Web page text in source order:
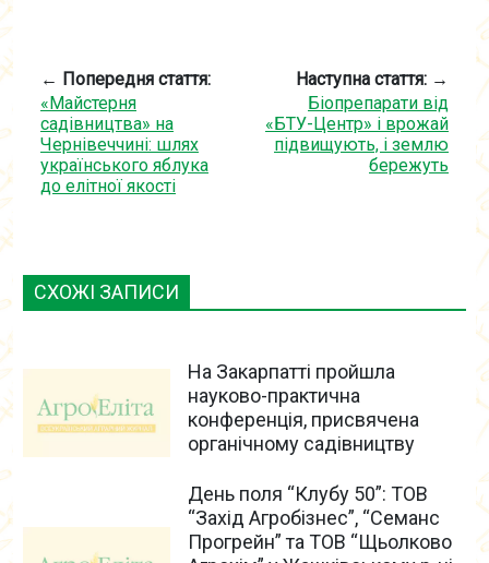
← Попередня стаття:
«Майстерня
садівництва» на
Чернівеччині: шлях
українського яблука
до елітної якості
Наступна стаття: →
Біопрепарати від
«БТУ-Центр» і врожай
підвищують, і землю
бережуть
СХОЖІ ЗАПИСИ
На Закарпатті пройшла
науково-практична
конференція, присвячена
органічному садівництву
День поля “Клубу 50”: ТОВ
“Захід Агробізнес”, “Семанс
Прогрейн” та ТОВ “Щьолково